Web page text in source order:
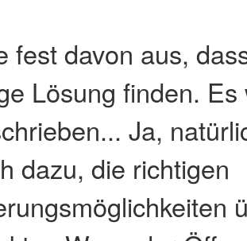
fest davon aus,
Lösung finden.
Ja,
dazu, die richtigen